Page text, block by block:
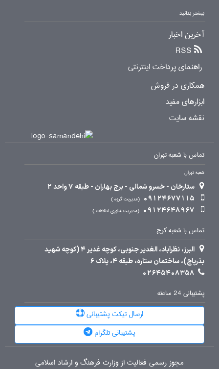
بیشتر بدانید
آخرین اخبار
RSS
راهنمای پرداخت اینترنتی
همکاری در فروش
ابزارهای مفید
نقشه سایت
تماس با شعبه تهران
شعبه تهران
ستارخان - خسرو شمالی - برج بهاران - طبقه 7 واحد 2
09124677115
مدیریت گروه
09124648967 مدیریت فناوری اطلاعات
تماس با شعبه کرج
البرز، نظرآباد، الغدیر جنوبی، کوچه غدیر 4 (کوچه شهید
بذرپاچ)، ساختمان ستاره، طبقه 4، پلاک 6
02645408358
پشتیبانی 24 ساعته
ارسال تیکت پشتیبانی
پشتیبانی تلگرام
مجوز رسمی فعالیت از وزارت فرهنگ و ارشاد اسلامی